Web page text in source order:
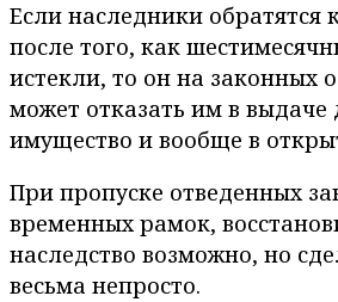
Если наследники обратятся
после того, как
истекли, то он на законных
может отказать им в выдаче
имущество и вообще в
При пропуске отведенных
временных рамок,
наследство возможно, но
весьма непросто.